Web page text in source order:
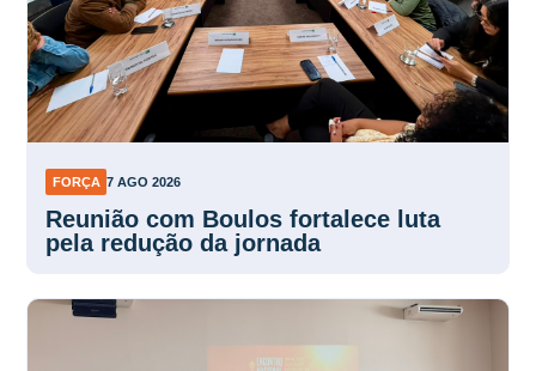
FORÇA 7 AGO 2026
Reunião com Boulos fortalece luta
pela redução da jornada